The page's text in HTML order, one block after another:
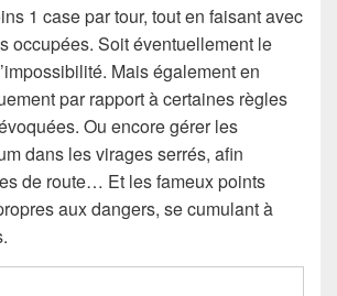
1 case par tour, tout en faisant avec
occupées. Soit éventuellement le
Mais également en
par rapport à certaines règles
Ou encore gérer les
dans les virages serrés, afin
de route… Et les fameux points
aux dangers, se cumulant à